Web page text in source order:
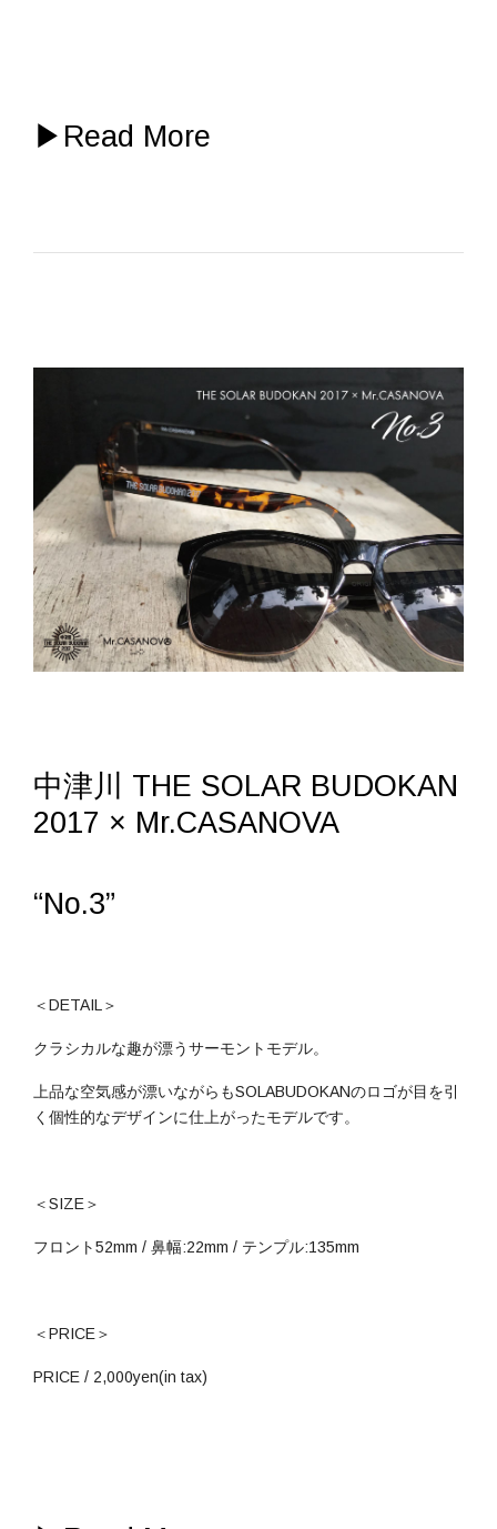
▶ Read More
中津川 THE SOLAR BUDOKAN
2017 × Mr.CASANOVA
“No.3”
＜DETAIL＞
クラシカルな趣が漂うサーモントモデル。
上品な空気感が漂いながらもSOLABUDOKANのロゴが目を引
く個性的なデザインに仕上がったモデルです。
＜SIZE＞
フロント52mm / 鼻幅:22mm / テンプル:135mm
＜PRICE＞
PRICE / 2,000yen(in tax)